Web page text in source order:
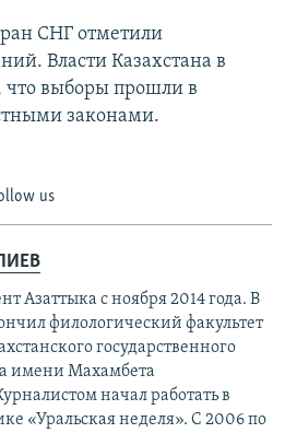
СНГ отметили
Власти Казахстана в
выборы прошли в
законами.
us
Азаттыка с ноября 2014 года. В
филологический факультет
государственного
имени Махамбета
начал работать в
«Уральская неделя». С 2006 по